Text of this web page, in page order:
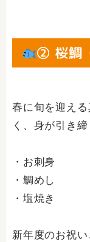
② 桜鯛
春に旬を迎え
く、身が引き締
・お刺身
・鯛めし
・塩焼き
新年度のお祝い